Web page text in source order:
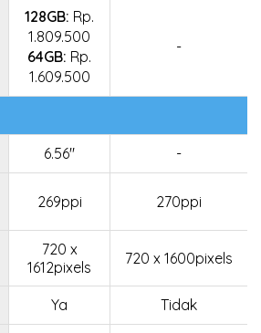
128GB: Rp.
1.809.500
64GB: Rp.
1.609.500
-
6.56" -
269ppi 270ppi
720 x
1612pixels
720 x 1600pixels
Ya Tidak